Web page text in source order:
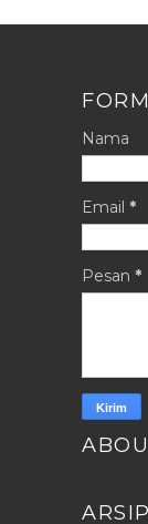
Nama
Email *
Pesan *